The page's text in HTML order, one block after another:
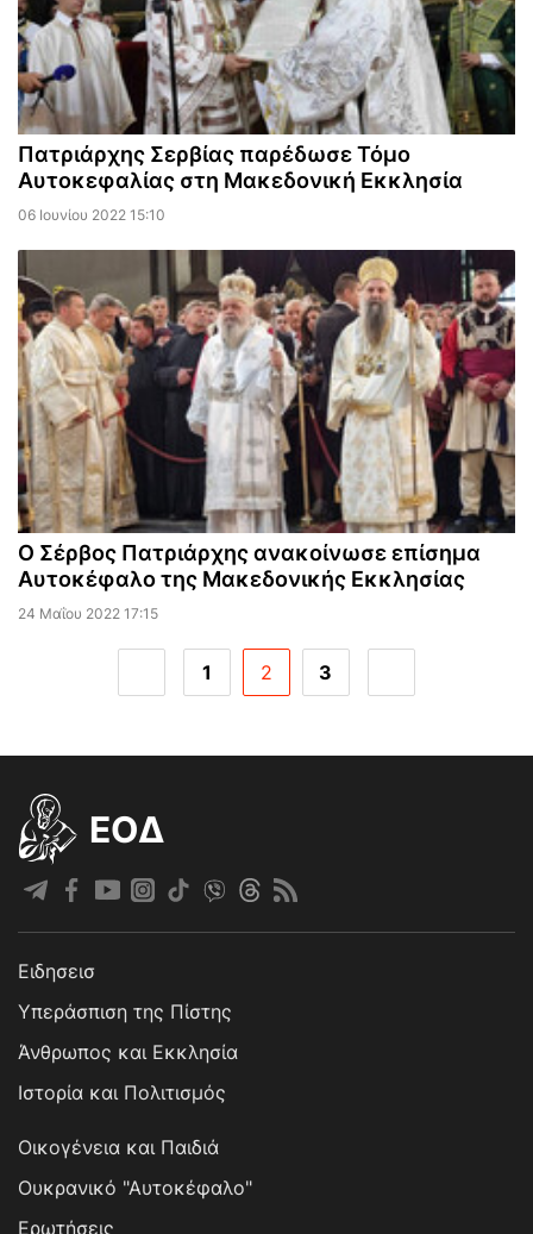
Πατριάρχης Σερβίας παρέδωσε Τόμο
Αυτοκεφαλίας στη Μακεδονική Εκκλησία
06 Ιουνίου 2022 15:10
Ο Σέρβος Πατριάρχης ανακοίνωσε επίσημα
Аυτοκέφαλο της Μακεδονικής Εκκλησίας
24 Μαΐου 2022 17:15
1 2 3
EOΔ
Ειδησεισ
Υπεράσπιση της Πίστης
Άνθρωπος και Εκκλησία
Ιστορία και Πολιτισμός
Οικογένεια και Παιδιά
Ουκρανικό "Αυτοκέφαλο"
Ερωτήσεις